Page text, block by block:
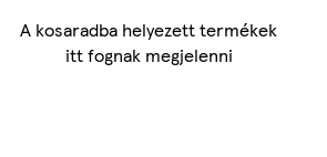
A kosaradba helyezett termékek
itt fognak megjelenni